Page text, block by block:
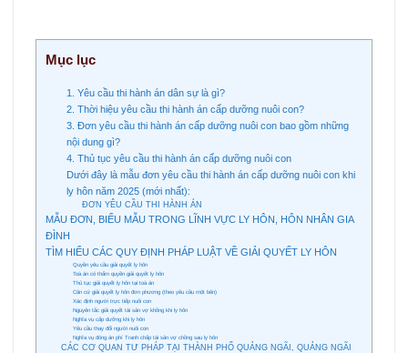
Mục lục
1. Yêu cầu thi hành án dân sự là gì?
2. Thời hiệu yêu cầu thi hành án cấp dưỡng nuôi con?
3. Đơn yêu cầu thi hành án cấp dưỡng nuôi con bao gồm những
nội dung gì?
4. Thủ tục yêu cầu thi hành án cấp dưỡng nuôi con
Dưới đây là mẫu đơn yêu cầu thi hành án cấp dưỡng nuôi con khi
ly hôn năm 2025 (mới nhất):
ĐƠN YÊU CẦU THI HÀNH ÁN
MẪU ĐƠN, BIỂU MẪU TRONG LĨNH VỰC LY HÔN, HÔN NHÂN GIA
ĐÌNH
TÌM HIỂU CÁC QUY ĐỊNH PHÁP LUẬT VỀ GIẢI QUYẾT LY HÔN
Quyền yêu cầu giải quyết ly hôn
Toà án có thẩm quyền giải quyết ly hôn
Thủ tục giải quyết ly hôn tại toà án
Căn cứ giải quyết ly hôn đơn phương (theo yêu cầu một bên)
Xác định người trực tiếp nuôi con
Nguyên tắc giải quyết tài sản vợ khồng khi ly hôn
Nghĩa vụ cấp dưỡng khi ly hôn
Yêu cầu thay đổi người nuôi con
Nghĩa vụ đóng án phí Tranh chấp tài sản vợ chồng sau ly hôn
CÁC CƠ QUAN TƯ PHÁP TẠI THÀNH PHỐ QUẢNG NGÃI, QUẢNG NGÃI